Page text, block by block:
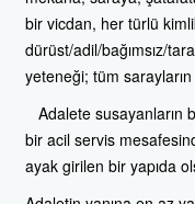
bir vicdan, her türlü
dürüst/adil/bağımsız/
yeteneği; tüm
Adalete susayanların
bir acil servis
ayak girilen bir yapıda